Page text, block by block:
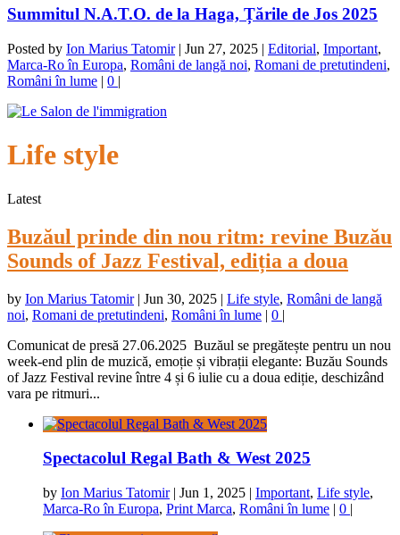
Summitul N.A.T.O. de la Haga, Țările de Jos 2025
Posted by Ion Marius Tatomir| Jun 27, 2025 | Editorial, Important,
Marca-Ro în Europa, Români de langă noi, Romani de pretutindeni,
Români în lume | 0 |
Life style
Latest
Buzăul prinde din nou ritm: revine Buzău
Sounds of Jazz Festival, ediția a doua
by Ion Marius Tatomir| Jun 30, 2025 | Life style, Români de langă
noi, Romani de pretutindeni, Români în lume | 0 |
Comunicat de presă 27.06.2025 Buzăul se pregătește pentru un nou
week-end plin de muzică, emoție și vibrații elegante: Buzău Sounds
of Jazz Festival revine între 4 și 6 iulie cu a doua ediție, deschizând
vara pe ritmuri...
Spectacolul Regal Bath & West 2025
by Ion Marius Tatomir| Jun 1, 2025 | Important, Life style,
Marca-Ro în Europa, Print Marca, Români în lume | 0 |